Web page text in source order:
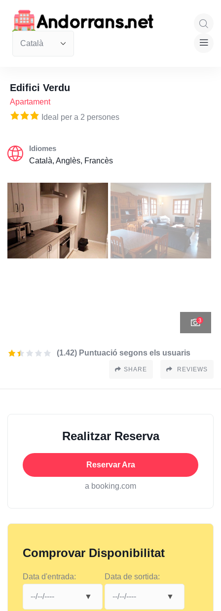
Edifici Verdu
Apartament
Ideal per a 2 persones
Idiomes
Català, Anglès, Francès
3
(1.42) Puntuació segons els usuaris
SHARE REVIEWS
Realitzar Reserva
Reservar Ara
a booking.com
Comprovar Disponibilitat
Data d'entrada: Data de sortida: